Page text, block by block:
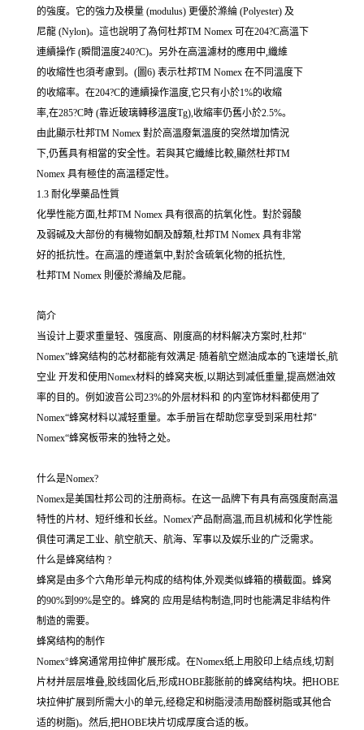
的強度。它的強力及模量 (modulus) 更優於滌綸 (Polyester) 及
尼龍 (Nylon)。這也說明了為何杜邦TM Nomex 可在204?C高溫下
連續操作 (瞬間溫度240?C)。另外在高溫濾材的應用中,纖維
的收縮性也須考慮到。(圖6) 表示杜邦TM Nomex 在不同溫度下
的收縮率。在204?C的連續操作溫度,它只有小於1%的收縮
率,在285?C時 (靠近玻璃轉移溫度Tg),收縮率仍舊小於2.5%。
由此顯示杜邦TM Nomex 對於高溫廢氣溫度的突然增加情況
下,仍舊具有相當的安全性。若與其它纖維比較,顯然杜邦TM
Nomex 具有極佳的高溫穩定性。
1.3 耐化學藥品性質
化學性能方面,杜邦TM Nomex 具有很高的抗氧化性。對於弱酸
及弱碱及大部份的有機物如酮及醇類,杜邦TM Nomex 具有非常
好的抵抗性。在高溫的煙道氣中,對於含硫氧化物的抵抗性,
杜邦TM Nomex 則優於滌綸及尼龍。
简介
当设计上要求重量轻、强度高、刚度高的材料解决方案时,杜邦"
Nomex”蜂窝结构的芯材都能有效满足·随着航空燃油成本的飞速增长,航
空业 开发和使用Nomex材料的蜂窝夹板,以期达到减低重量,提高燃油效
率的目的。例如波音公司23%的外层材料和 的内室饰材料都使用了
Nomex“蜂窝材料以减轻重量。本手册旨在帮助您享受到采用杜邦"
Nomex“蜂窝板带来的独特之处。
什么是Nomex?
Nomex是美国杜邦公司的注册商标。在这一品牌下有具有高强度耐高温
特性的片材、短纤维和长丝。Nomex'产品耐高温,而且机械和化学性能
俱佳可满足工业、航空航天、航海、军事以及娱乐业的广泛需求。
什么是蜂窝结构 ?
蜂窝是由多个六角形单元构成的结构体,外观类似蜂箱的横截面。蜂窝
的90%到99%是空的。蜂窝的 应用是结构制造,同时也能满足非结构件
制造的需要。
蜂窝结构的制作
Nomex°蜂窝通常用拉伸扩展形成。在Nomex纸上用胶印上结点线,切割
片材并层层堆叠,胶线固化后,形成HOBE膨胀前的蜂窝结构块。把HOBE
块拉伸扩展到所需大小的单元,经稳定和树脂浸渍用酚醛树脂或其他合
适的树脂)。然后,把HOBE块片切成厚度合适的板。